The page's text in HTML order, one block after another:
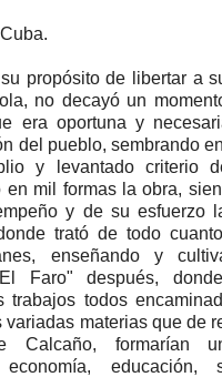
su propósito de libertar a
no decayó un
era oportuna y
del pueblo, sembrando
y levantado criterio
en mil formas la obra,
y de su esfuerzo
trató de todo
enseñando y
Faro" después,
trabajos todos
variadas materias que de
Calcaño, formarían
educación,